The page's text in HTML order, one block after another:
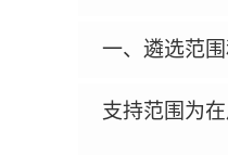
一、遴选范
支持范围为